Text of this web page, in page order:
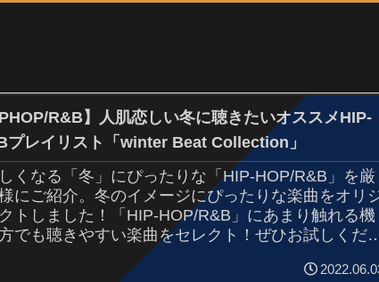
R&B】人肌恋しい冬に聴きたいオススメHIP-
プレイリスト「winter Beat Collection」
くなる「冬」にぴったりな「HIP-HOP/R&B」を厳
にご紹介。冬のイメージにぴったりな楽曲をオリ
トしました！「HIP-HOP/R&B」にあまり触れる機
でも聴きやすい楽曲をセレクト！ぜひお試しくだ